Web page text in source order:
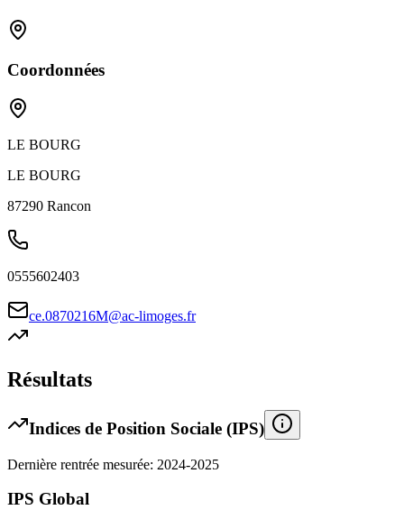
Coordonnées
LE BOURG
LE BOURG
87290 Rancon
0555602403
ce.0870216M@ac-limoges.fr
Résultats
Indices de Position Sociale (IPS)
Dernière rentrée mesurée: 2024-2025
IPS Global